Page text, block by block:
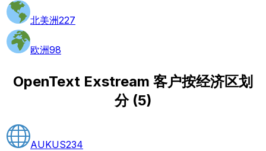
北美洲227
欧洲98
OpenText Exstream 客户按经济区划
分(5)
AUKUS234